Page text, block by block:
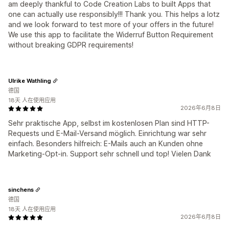
am deeply thankful to Code Creation Labs to built Apps that
one can actually use responsibly!!! Thank you. This helps a lotz
and we look forward to test more of your offers in the future!
We use this app to facilitate the Widerruf Button Requirement
without breaking GDPR requirements!
2026年6月8日
Sehr praktische App, selbst im kostenlosen Plan sind HTTP-
Requests und E-Mail-Versand möglich. Einrichtung war sehr
einfach. Besonders hilfreich: E-Mails auch an Kunden ohne
Marketing-Opt-in. Support sehr schnell und top! Vielen Dank
Ulrike Wathling
德国
18天 人在使用应用
2026年6月8日
sinchens
德国
18天 人在使用应用